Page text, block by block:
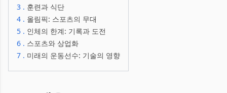
3 . 훈련과 식단
4 . 올림픽: 스포츠의 무대
5 . 인체의 한계: 기록과 도전
6 . 스포츠와 상업화
7 . 미래의 운동선수: 기술의 영향